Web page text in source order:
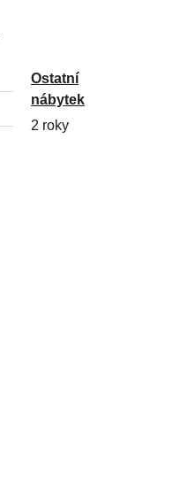
Ostatní
nábytek
2 roky